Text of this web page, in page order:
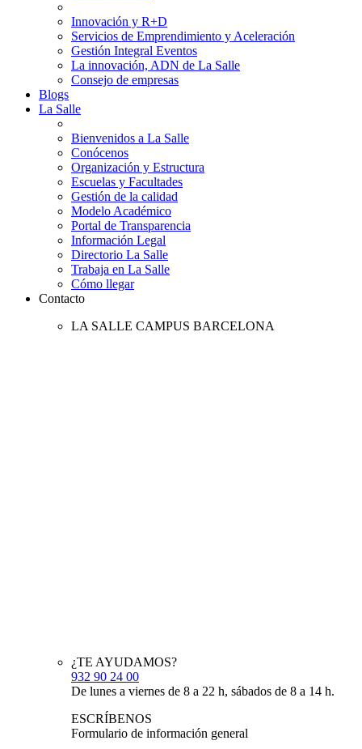
Innovación y R+D
Servicios de Emprendimiento y Aceleración
Gestión Integral Eventos
La innovación, ADN de La Salle
Consejo de empresas
Blogs
La Salle
Bienvenidos a La Salle
Conócenos
Organización y Estructura
Escuelas y Facultades
Gestión de la calidad
Modelo Académico
Portal de Transparencia
Información Legal
Directorio La Salle
Trabaja en La Salle
Cómo llegar
Contacto
LA SALLE CAMPUS BARCELONA
¿TE AYUDAMOS?
932 90 24 00
De lunes a viernes de 8 a 22 h, sábados de 8 a 14 h.
ESCRÍBENOS
Formulario de información general